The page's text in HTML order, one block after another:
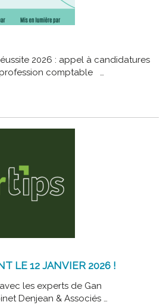
2026 : appel à candidatures
comptable …
LE 12 JANVIER 2026 !
les experts de Gan
Denjean & Associés …